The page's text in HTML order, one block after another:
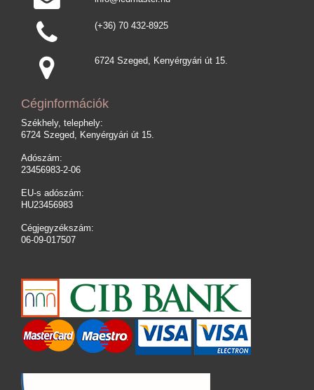
(+36) 70 432-8925
6724 Szeged, Kenyérgyári út 15.
Céginformációk
Székhely, telephely:
6724 Szeged, Kenyérgyári út 15.
Adószám:
23456983-2-06
EU-s adószám:
HU23456983
Cégjegyzékszám:
06-09-017507